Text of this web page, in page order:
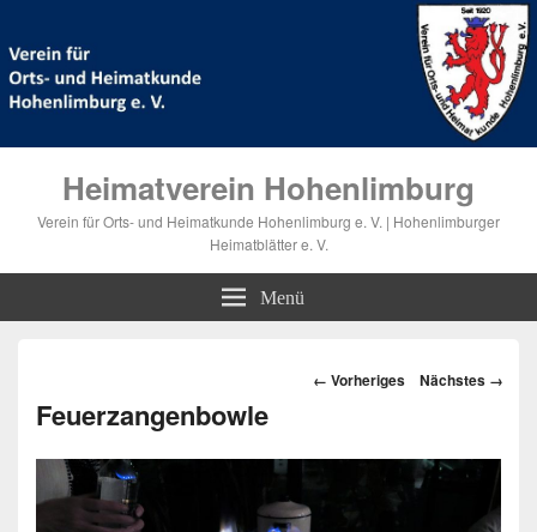
Heimatverein Hohenlimburg
Verein für Orts- und Heimatkunde Hohenlimburg e. V. | Hohenlimburger
Heimatblätter e. V.
Menü
Bilder-
← Vorheriges Nächstes →
Feuerzangenbowle